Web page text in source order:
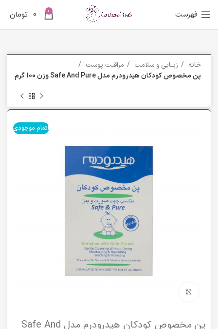
فهرست 0
0 تومان
خانه زیبایی و سلامت
مراقبت پوست
پن مخصوص کودکان هیدرودرم مدل Safe And Pure وزن 100 گرم
اتمام موجودی
پن مخصوص کودکان هیدرودرم مدل Safe And